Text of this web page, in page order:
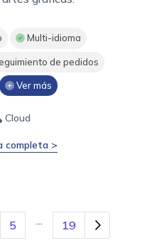
Multi-idioma
de pedidos
Ver más
Cloud
completa >
5 19